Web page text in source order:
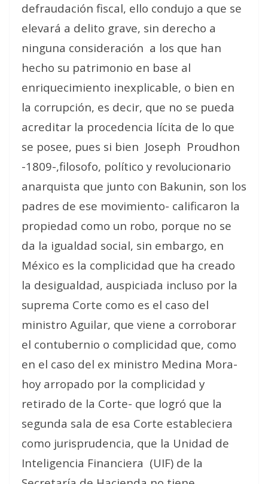
defraudación fiscal, ello condujo a que se
elevará a delito grave, sin derecho a
ninguna consideración a los que han
hecho su patrimonio en base al
enriquecimiento inexplicable, o bien en
la corrupción, es decir, que no se pueda
acreditar la procedencia lícita de lo que
se posee, pues si bien Joseph Proudhon
-1809-,filosofo, político y revolucionario
anarquista que junto con Bakunin, son los
padres de ese movimiento- calificaron la
propiedad como un robo, porque no se
da la igualdad social, sin embargo, en
México es la complicidad que ha creado
la desigualdad, auspiciada incluso por la
suprema Corte como es el caso del
ministro Aguilar, que viene a corroborar
el contubernio o complicidad que, como
en el caso del ex ministro Medina Mora-
hoy arropado por la complicidad y
retirado de la Corte- que logró que la
segunda sala de esa Corte estableciera
como jurisprudencia, que la Unidad de
Inteligencia Financiera (UIF) de la